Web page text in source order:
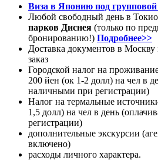
Виза в Японию под групповой
Любой свободный день в
парков Диснея (только по
бронированию!) Подробнее>>
Доставка документов в Москву
заказ
Городской налог на
200 йен (ок 1-2 долл) на чел в
наличными при регистрации)
Налог на термальные
1,5 долл) на чел в день
регистрации)
дополнительные экскурсии
включено)
расходы личного характера.